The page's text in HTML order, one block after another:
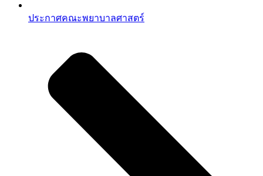
ประกาศคณะพยาบาลศาสตร์